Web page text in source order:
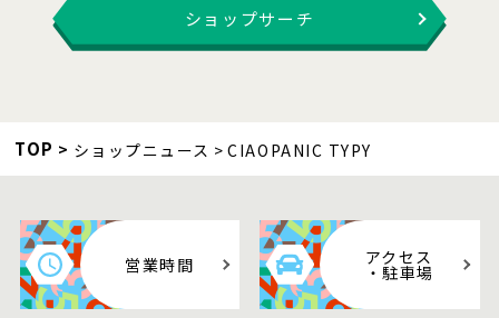
ショップサーチ
TOP ショップニュース CIAOPANIC TYPY
営業時間 アクセス
・駐車場